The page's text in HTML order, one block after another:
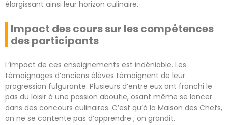
élargissant ainsi leur horizon culinaire.
Impact des cours sur les compétences
des participants
L’impact de ces enseignements est indéniable. Les
témoignages d’anciens élèves témoignent de leur
progression fulgurante. Plusieurs d’entre eux ont franchi le
pas du loisir à une passion aboutie, osant même se lancer
dans des concours culinaires. C’est qu’à la Maison des Chefs,
on ne se contente pas d’apprendre ; on grandit.